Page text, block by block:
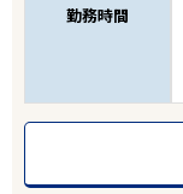
勤務時間